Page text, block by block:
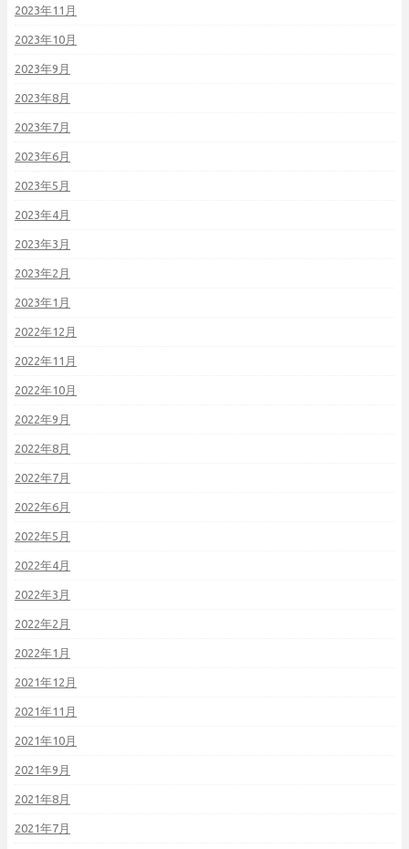
2023年11月
2023年10月
2023年9月
2023年8月
2023年7月
2023年6月
2023年5月
2023年4月
2023年3月
2023年2月
2023年1月
2022年12月
2022年11月
2022年10月
2022年9月
2022年8月
2022年7月
2022年6月
2022年5月
2022年4月
2022年3月
2022年2月
2022年1月
2021年12月
2021年11月
2021年10月
2021年9月
2021年8月
2021年7月